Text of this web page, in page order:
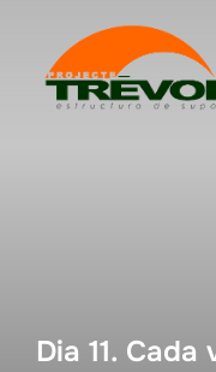
contenido
Dia 11. Cada